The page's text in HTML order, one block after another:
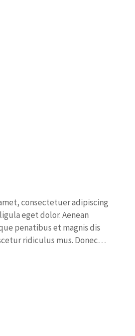
consectetuer adipiscing
eget dolor. Aenean
penatibus et magnis dis
ridiculus mus. Donec…